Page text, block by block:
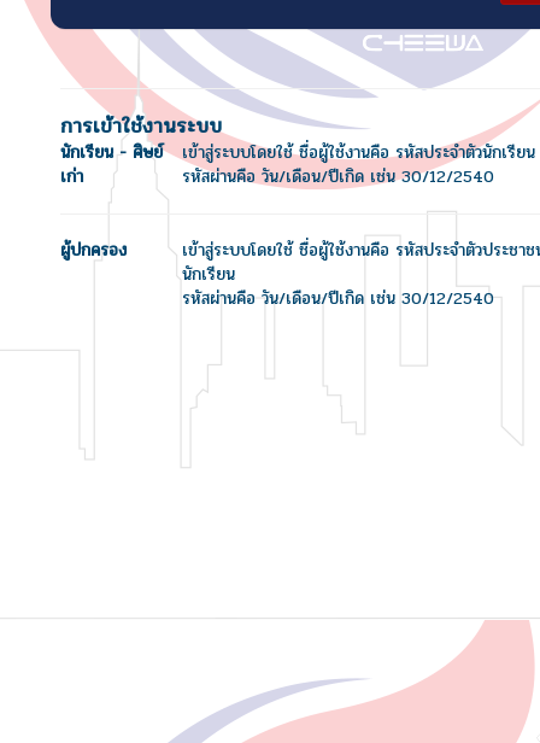
การเข้าใช้งานระบบ
นักเรียน - ศิษย์
เก่า
เข้าสู่ระบบโดยใช้ ชื่อผู้ใช้งานคือ รหัสประจำตัวนักเรียน
รหัสผ่านคือ วัน/เดือน/ปีเกิด เช่น 30/12/2540
ผู้ปกครอง
เข้าสู่ระบบโดยใช้ ชื่อผู้ใช้งานคือ รหัสประจำตัวประชา
นักเรียน
รหัสผ่านคือ วัน/เดือน/ปีเกิด เช่น 30/12/2540